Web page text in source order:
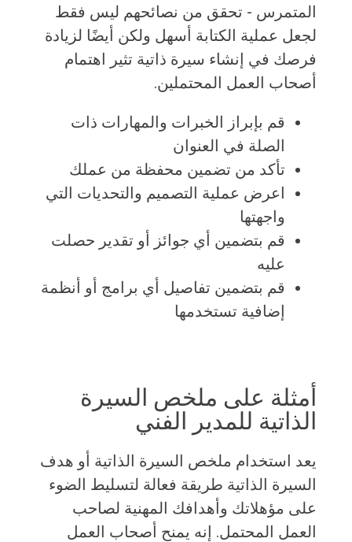
المتمرس - تحقق من نصائحهم ليس فقط
لجعل عملية الكتابة أسهل ولكن أيضًا لزيادة
فرصك في إنشاء سيرة ذاتية تثير اهتمام
أصحاب العمل المحتملين.
قم بإبراز الخبرات والمهارات ذات
الصلة في العنوان
تأكد من تضمين محفظة من عملك
اعرض عملية التصميم والتحديات التي
واجهتها
قم بتضمين أي جوائز أو تقدير حصلت
عليه
قم بتضمين تفاصيل أي برامج أو أنظمة
إضافية تستخدمها
أمثلة على ملخص السيرة
الذاتية للمدير الفني
يعد استخدام ملخص السيرة الذاتية أو هدف
السيرة الذاتية طريقة فعالة لتسليط الضوء
على مؤهلاتك وأهدافك المهنية لصاحب
العمل المحتمل. إنه يمنح أصحاب العمل